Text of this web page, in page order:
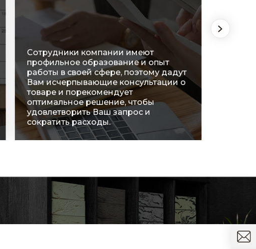
Сотрудники компании имеют
профильное образование и опыт
работы в своей сфере, поэтому дадут
Вам исчерпывающие консультации о
товаре и порекомендует
оптимальное решение, чтобы
удовлетворить Ваш запрос и
сократить расходы.